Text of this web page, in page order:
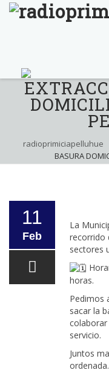
content
radioprimiciapelluhue
BASURA
11
Feb
La
recorrido
sectores
horas.
Pedimos
sacar la
servicio.
Juntos
ordenada.